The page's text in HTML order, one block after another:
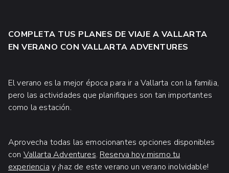
COMPLETA TUS PLANES DE VIAJE A VALLARTA
EN VERANO CON VALLARTA ADVENTURES
El verano es la mejor época para ir a Vallarta con la familia,
pero las actividades que planifiques son tan importantes
como la estación.
Aprovecha todas las emocionantes opciones disponibles
con Vallarta Adventures. Reserva hoy mismo tu
experiencia y ¡haz de este verano un verano inolvidable!